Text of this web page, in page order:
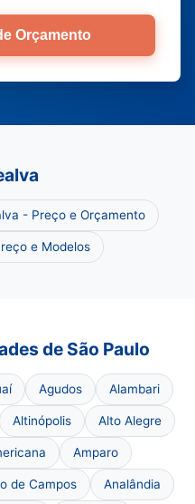
Orçamento
- Preço e Orçamento
e Modelos
de São Paulo
Agudos Alambari
Altinópolis Alto Alegre
Amparo
de Campos Analândia